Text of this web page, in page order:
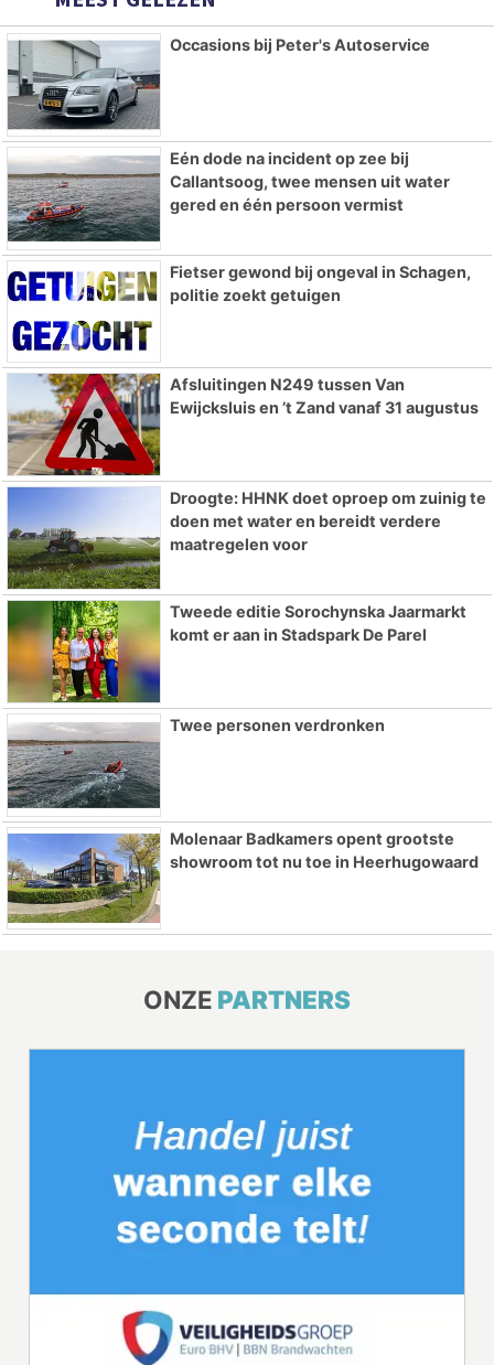
Occasions bij Peter's Autoservice
Eén dode na incident op zee bij
Callantsoog, twee mensen uit water
gered en één persoon vermist
Fietser gewond bij ongeval in Schagen,
politie zoekt getuigen
Afsluitingen N249 tussen Van
Ewijcksluis en ’t Zand vanaf 31 augustus
Droogte: HHNK doet oproep om zuinig te
doen met water en bereidt verdere
maatregelen voor
Tweede editie Sorochynska Jaarmarkt
komt er aan in Stadspark De Parel
Twee personen verdronken
Molenaar Badkamers opent grootste
showroom tot nu toe in Heerhugowaard
ONZE PARTNERS